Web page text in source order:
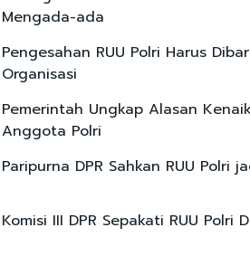
Mengada-ada
Pengesahan RUU Polri Harus
Organisasi
Pemerintah Ungkap Alasan
Anggota Polri
Paripurna DPR Sahkan RUU Polri
Komisi III DPR Sepakati RUU Polri